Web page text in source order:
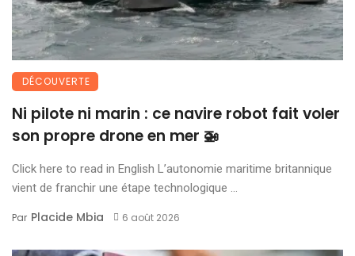
DÉCOUVERTE
Ni pilote ni marin : ce navire robot fait voler
son propre drone en mer 🚁
Click here to read in English L’autonomie maritime britannique
vient de franchir une étape technologique ...
Par Placide Mbia 6 août 2026